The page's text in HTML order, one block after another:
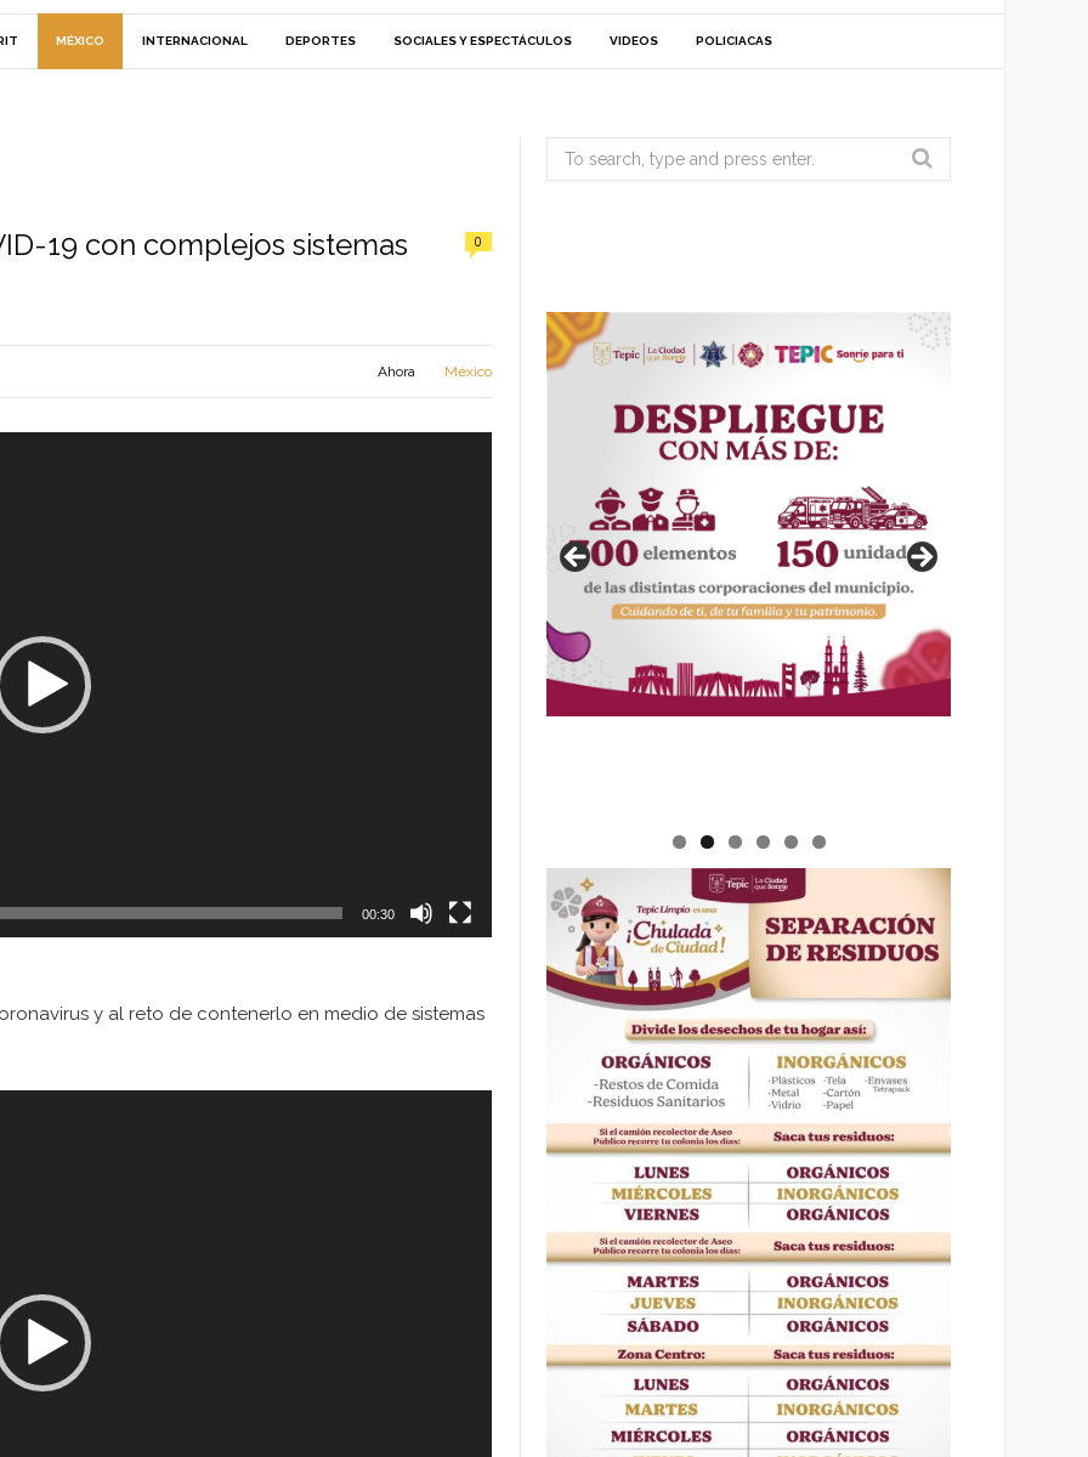
MÉXICO INTERNACIONAL DEPORTES SOCIALES Y ESPECTÁCULOS VIDEOS POLICIACAS
19 con complejos sistemas
0
Ahora México
00:30
y al reto de contenerlo en medio de sistemas
Search
for: